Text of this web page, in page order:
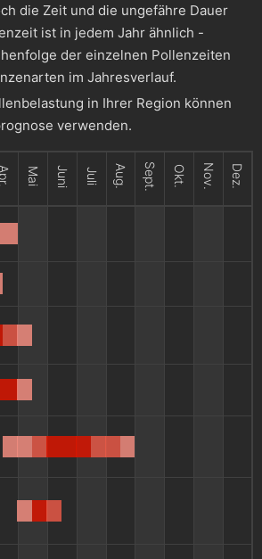
die Zeit und die ungefähre Dauer
ist in jedem Jahr ähnlich -
der einzelnen Pollenzeiten
im Jahresverlauf.
in Ihrer Region können
verwenden.
Mai Juni Juli Aug. Sept. Okt. Nov. Dez.